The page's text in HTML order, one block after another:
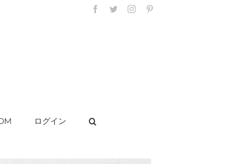
Facebook
TwitterInstagram
ログイン